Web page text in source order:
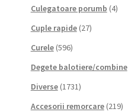
Culegatoare porumb (4)
Cuple rapide (27)
Curele (596)
Degete balotiere/combine
Diverse (1731)
Accesorii remorcare (219)